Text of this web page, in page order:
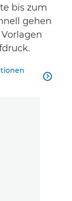
bis zum
gehen
